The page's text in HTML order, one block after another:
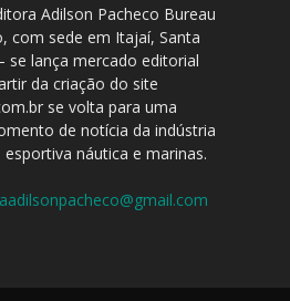
Adilson Pacheco Bureau
com sede em Itajaí, Santa
se lança mercado editorial
da criação do site
se volta para uma
de notícia da indústria
náutica e marinas.